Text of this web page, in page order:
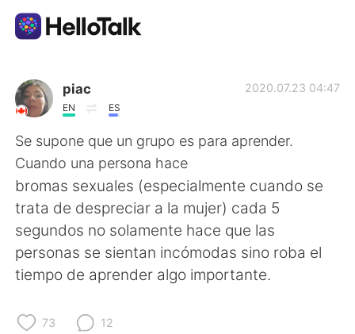
語言交換應用
AI Grammar Checker
繁體中文
English 简体中文
Español العربية
Français
piac
EN ES
2020.07.23 04:47
Se supone que un grupo es para aprender.
Cuando una persona hace
bromas sexuales (especialmente cuando se
trata de despreciar a la mujer) cada 5
segundos no solamente hace que las
personas se sientan incómodas sino roba el
tiempo de aprender algo importante.
73 12